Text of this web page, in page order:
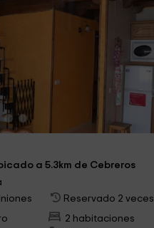
a 5.3km de Cebreros
Reservado 2 veces
2 habitaciones